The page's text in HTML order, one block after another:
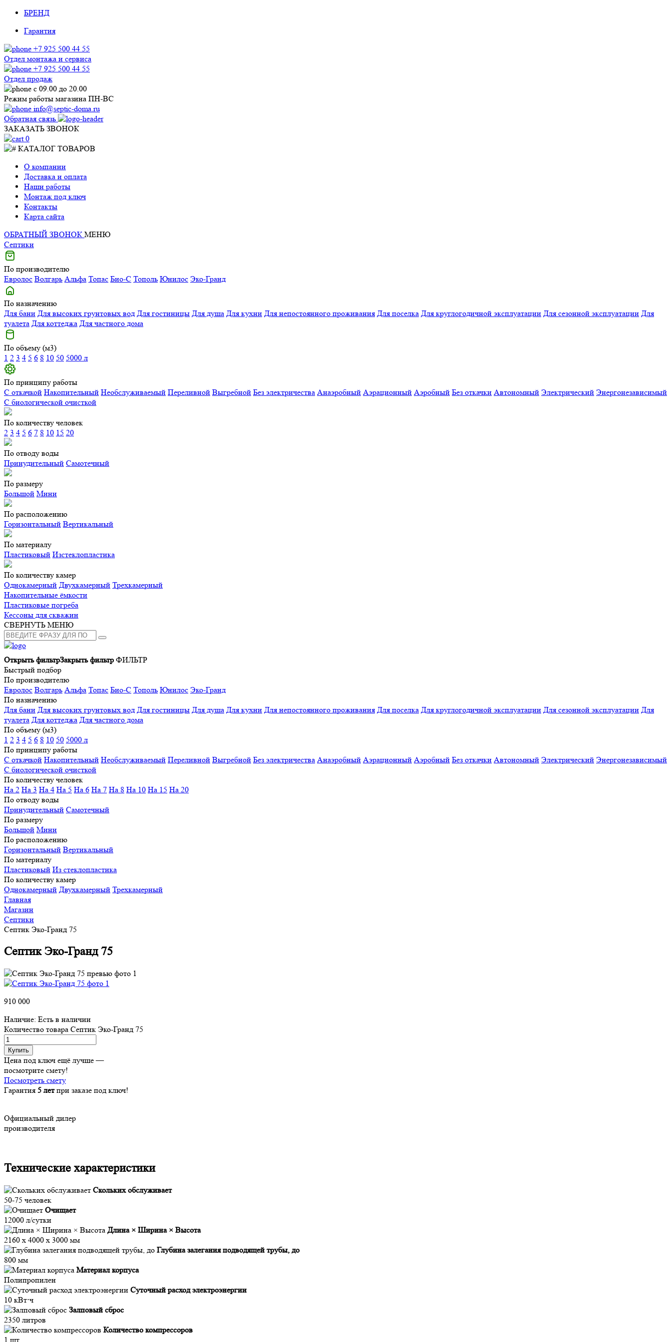
БРЕНД
Гарантия
+7 925 500 44 55
Отдел монтажа и сервиса
+7 925 500 44 55
Отдел продаж
с 09.00 до 20.00
Режим работы магазина ПН-ВС
info@septic-doma.ru
Обратная связь
ЗАКАЗАТЬ ЗВОНОК
0
КАТАЛОГ ТОВАРОВ
О компании
Доставка и оплата
Наши работы
Монтаж под ключ
Контакты
Карта сайта
ОБРАТНЫЙ ЗВОНОК МЕНЮ
Септики
По производителю
Евролос Волгарь Альфа Топас Био-С Тополь Юнилос Эко-Гранд
По назначению
Для бани Для высоких грунтовых вод Для гостиницы Для душа Для кухни Для непостоянного проживания Для поселка Для круглогодичной эксплуатации Для сезонной эксплуатации Для
туалета Для коттеджа Для частного дома
По объему (м3)
1 2 3 4 5 6 8 10 50 5000 л
По принципу работы
С откачкой Накопительный Необслуживаемый Переливной Выгребной Без электричества Анаэробный Аэрационный Аэробный Без откачки Автономный Электрический Энергонезависимый
С биологической очисткой
По количеству человек
2 3 4 5 6 7 8 10 15 20
По отводу воды
Принудительный Самотечный
По размеру
Большой Мини
По расположению
Горизонтальный Вертикальный
По материалу
Пластиковый Изстеклопластика
По количеству камер
Однокамерный Двухкамерный Трехкамерный
Накопительные ёмкости
Пластиковые погреба
Кессоны для скважин
СВЕРНУТЬ МЕНЮ
Открыть фильтрЗакрыть фильтр ФИЛЬТР
Быстрый подбор
По производителю
Евролос Волгарь Альфа Топас Био-С Тополь Юнилос Эко-Гранд
По назначению
Для бани Для высоких грунтовых вод Для гостиницы Для душа Для кухни Для непостоянного проживания Для поселка Для круглогодичной эксплуатации Для сезонной эксплуатации Для
туалета Для коттеджа Для частного дома
По объему (м3)
1 2 3 4 5 6 8 10 50 5000 л
По принципу работы
С откачкой Накопительный Необслуживаемый Переливной Выгребной Без электричества Анаэробный Аэрационный Аэробный Без откачки Автономный Электрический Энергонезависимый
С биологической очисткой
По количеству человек
На 2 На 3 На 4 На 5 На 6 На 7 На 8 На 10 На 15 На 20
По отводу воды
Принудительный Самотечный
По размеру
Большой Мини
По расположению
Горизонтальный Вертикальный
По материалу
Пластиковый Из стеклопластика
По количеству камер
Однокамерный Двухкамерный Трехкамерный
Главная
Магазин
Септики
Септик Эко-Гранд 75
Септик Эко-Гранд 75
910 000
Наличие: Есть в наличии
Количество товара Септик Эко-Гранд 75
Купить
Цена под ключ ещё лучше —
посмотрите смету!
Посмотреть смету
Гарантия 5 лет при заказе под ключ!
Официальный дилер
производителя
Технические характеристики
Скольких обслуживает
50-75 человек
Очищает
12000 л/сутки
Длина × Ширина × Высота
2160 х 4000 х 3000 мм
Глубина залегания подводящей трубы, до
800 мм
Материал корпуса
Полипропилен
Суточный расход электроэнергии
10 кВт⋅ч
Залповый сброс
2350 литров
Количество компрессоров
1 шт